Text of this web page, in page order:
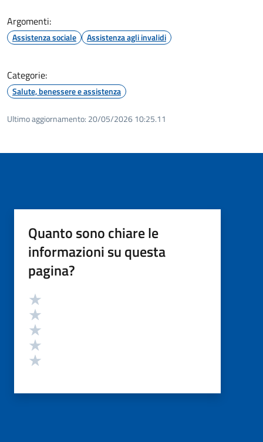
Argomenti:
Assistenza sociale Assistenza agli invalidi
Categorie:
Salute, benessere e assistenza
Ultimo aggiornamento: 20/05/2026 10:25.11
Quanto sono chiare le
informazioni su questa
pagina?
Valutazione